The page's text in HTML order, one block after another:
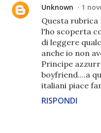
Unknown 1
Questa rubrica
l'ho scoperta
di leggere
anche io non
Principe
boyfriend....a
italiani piace
RISPONDI